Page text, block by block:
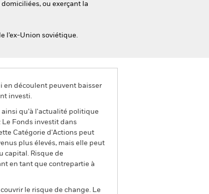
ou exerçant la
l’ex-Union soviétique.
en découlent peuvent baisser
investi.
qu’à l'actualité politique
Le Fonds investit dans
Catégorie d'Actions peut
plus élevés, mais elle peut
capital. Risque de
en tant que contrepartie à
le risque de change. Le